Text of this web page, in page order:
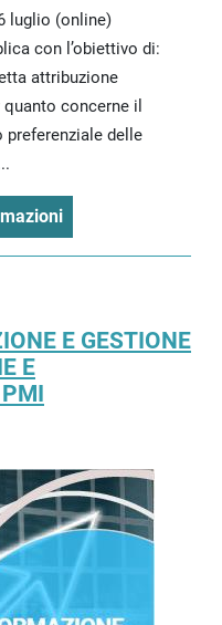
luglio (online)
con l’obiettivo di:
attribuzione
concerne il
preferenziale delle
E GESTIONE
E
PMI